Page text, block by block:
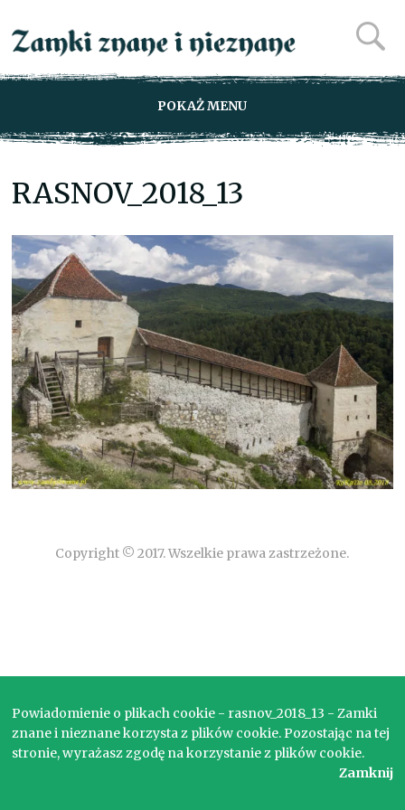
POKAŻ MENU
RASNOV_2018_13
Copyright © 2017. Wszelkie prawa zastrzeżone.
Powiadomienie o plikach cookie - rasnov_2018_13 - Zamki
znane i nieznane korzysta z plików cookie. Pozostając na tej
stronie, wyrażasz zgodę na korzystanie z plików cookie.
Zamknij